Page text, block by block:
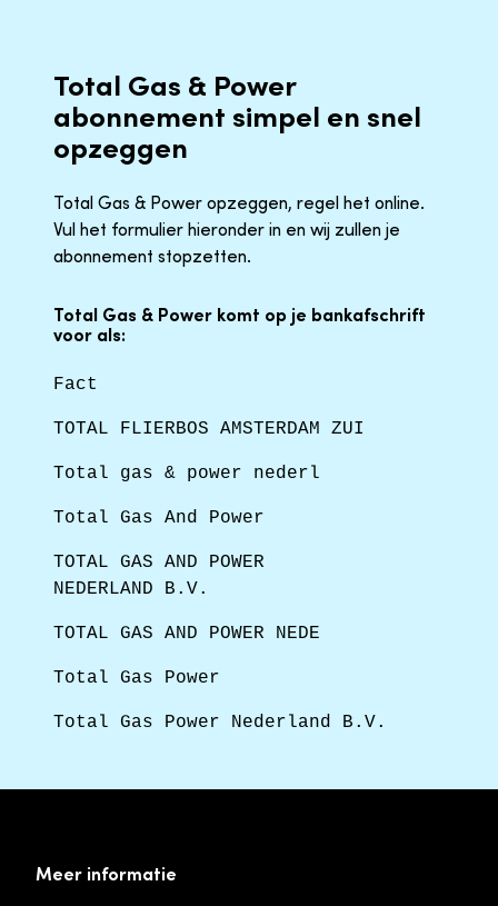
Total Gas & Power
abonnement simpel en snel
opzeggen
Total Gas & Power opzeggen, regel het online.
Vul het formulier hieronder in en wij zullen je
abonnement stopzetten.
Total Gas & Power komt op je bankafschrift
voor als:
Fact
TOTAL FLIERBOS AMSTERDAM ZUI
Total gas & power nederl
Total Gas And Power
TOTAL GAS AND POWER
NEDERLAND B.V.
TOTAL GAS AND POWER NEDE
Total Gas Power
Total Gas Power Nederland B.V.
Meer informatie